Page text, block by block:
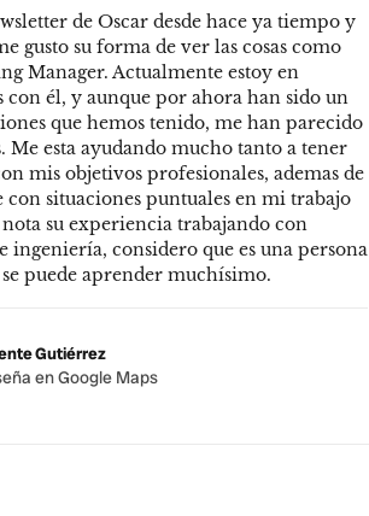
de Oscar desde hace ya tiempo y
gusto su forma de ver las cosas como
Manager. Actualmente estoy en
con él, y aunque por ahora han sido un
que hemos tenido, me han parecido
Me esta ayudando mucho tanto a tener
mis objetivos profesionales, ademas de
con situaciones puntuales en mi trabajo
nota su experiencia trabajando con
ingeniería, considero que es una persona
puede aprender muchísimo.
Gutiérrez
en Google Maps